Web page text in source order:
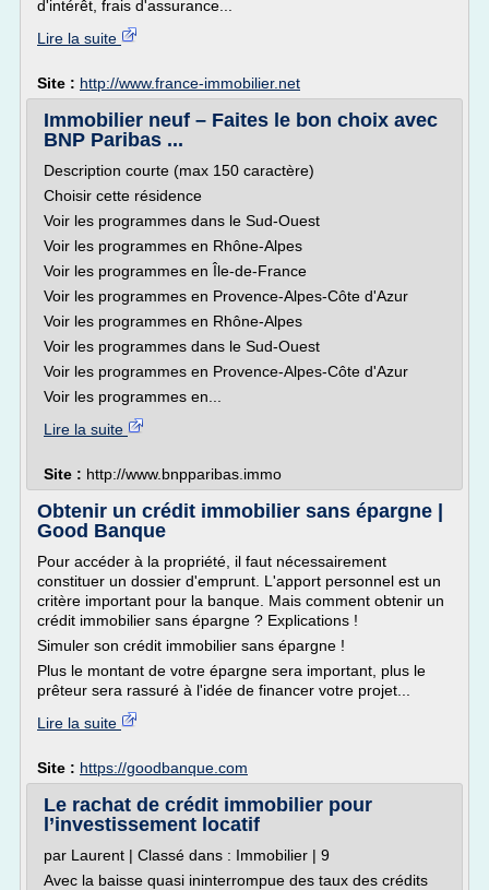
d'intérêt, frais d'assurance...
Lire la suite
Site : http://www.france-immobilier.net
Immobilier neuf – Faites le bon choix avec
BNP Paribas ...
Description courte (max 150 caractère)
Choisir cette résidence
Voir les programmes dans le Sud-Ouest
Voir les programmes en Rhône-Alpes
Voir les programmes en Île-de-France
Voir les programmes en Provence-Alpes-Côte d'Azur
Voir les programmes en Rhône-Alpes
Voir les programmes dans le Sud-Ouest
Voir les programmes en Provence-Alpes-Côte d'Azur
Voir les programmes en...
Lire la suite
Site : http://www.bnpparibas.immo
Obtenir un crédit immobilier sans épargne |
Good Banque
Pour accéder à la propriété, il faut nécessairement
constituer un dossier d'emprunt. L'apport personnel est un
critère important pour la banque. Mais comment obtenir un
crédit immobilier sans épargne ? Explications !
Simuler son crédit immobilier sans épargne !
Plus le montant de votre épargne sera important, plus le
prêteur sera rassuré à l'idée de financer votre projet...
Lire la suite
Site : https://goodbanque.com
Le rachat de crédit immobilier pour
l’investissement locatif
par Laurent | Classé dans : Immobilier | 9
Avec la baisse quasi ininterrompue des taux des crédits